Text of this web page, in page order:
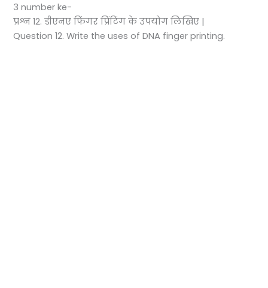
3 number ke-
प्रश्न 12. डीएनए फिंगर प्रिंटिंग के उपयोग लिखिए |
Question 12. Write the uses of DNA finger printing.